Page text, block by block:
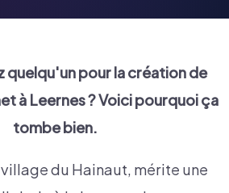
quelqu'un pour la création de
à Leernes? Voici pourquoi ça
tombe bien.
du Hainaut, mérite une